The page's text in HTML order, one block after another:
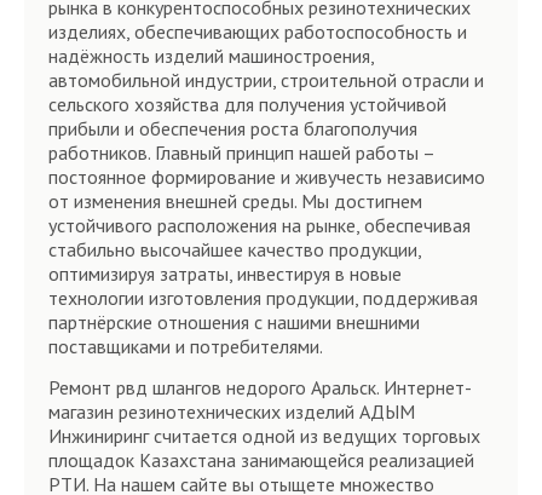
рынка в конкурентоспособных резинотехнических
изделиях, обеспечивающих работоспособность и
надёжность изделий машиностроения,
автомобильной индустрии, строительной отрасли и
сельского хозяйства для получения устойчивой
прибыли и обеспечения роста благополучия
работников. Главный принцип нашей работы –
постоянное формирование и живучесть независимо
от изменения внешней среды. Мы достигнем
устойчивого расположения на рынке, обеспечивая
стабильно высочайшее качество продукции,
оптимизируя затраты, инвестируя в новые
технологии изготовления продукции, поддерживая
партнёрские отношения с нашими внешними
поставщиками и потребителями.
Ремонт рвд шлангов недорого Аральск. Интернет-
магазин резинотехнических изделий АДЫМ
Инжиниринг считается одной из ведущих торговых
площадок Казахстана занимающейся реализацией
РТИ. На нашем сайте вы отыщете множество